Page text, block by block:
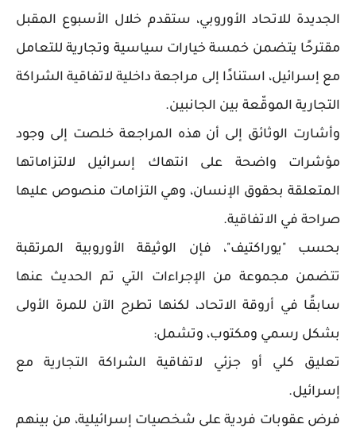
الجديدة للاتحاد الأوروبي، ستقدم خلال الأسبوع المقبل
مقترحًا يتضمن خمسة خيارات سياسية وتجارية للتعامل
مع إسرائيل، استنادًا إلى مراجعة داخلية لاتفاقية الشراكة
التجارية الموقّعة بين الجانبين.
وأشارت الوثائق إلى أن هذه المراجعة خلصت إلى وجود
مؤشرات واضحة على انتهاك إسرائيل لالتزاماتها
المتعلقة بحقوق الإنسان، وهي التزامات منصوص عليها
صراحة في الاتفاقية.
بحسب "يوراكتيف"، فإن الوثيقة الأوروبية المرتقبة
تتضمن مجموعة من الإجراءات التي تم الحديث عنها
سابقًا في أروقة الاتحاد، لكنها تطرح الآن للمرة الأولى
بشكل رسمي ومكتوب، وتشمل:
تعليق كلي أو جزئي لاتفاقية الشراكة التجارية مع
إسرائيل.
فرض عقوبات فردية على شخصيات إسرائيلية، من بينهم